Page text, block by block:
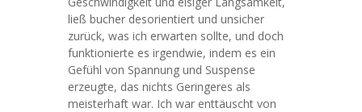
ließ bucher desorientiert und unsicher
zurück, was ich erwarten sollte, und doch
funktionierte es irgendwie, indem es ein
Gefühl von Spannung und Suspense
erzeugte, das nichts Geringeres als
meisterhaft war. Ich war enttäuscht von